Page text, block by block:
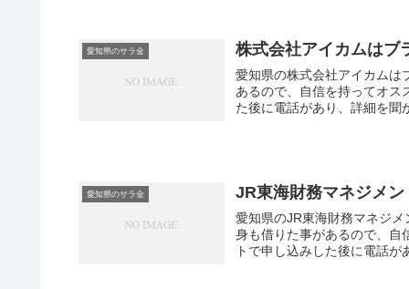
愛知県のサラ金 株式会社アイカムはブ
愛知県の株式会社アイカムは
あるので、自信を持ってオス
た後に電話があり、詳細を聞
愛知県のサラ金 JR東海財務マネジメ
愛知県のJR東海財務マネジ
身も借りた事があるので、自
トで申し込みした後に電話